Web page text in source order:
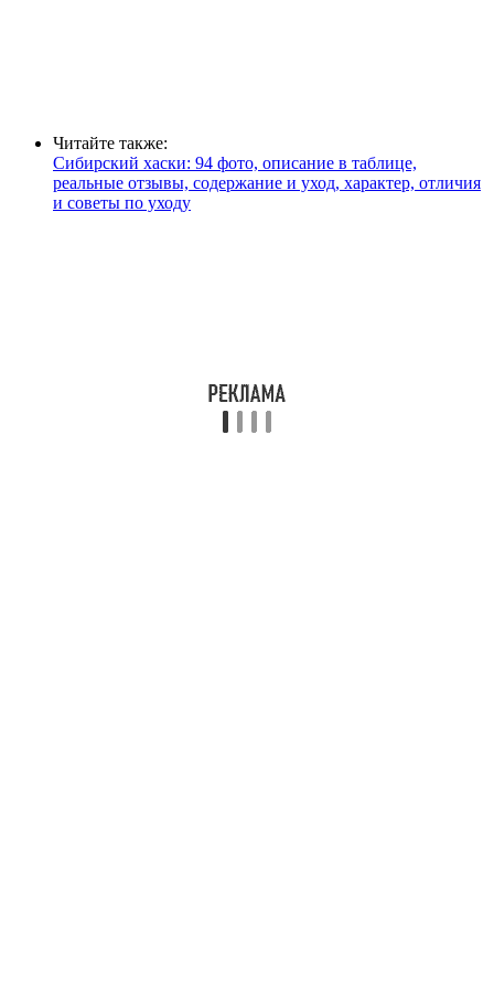
Читайте также:
Сибирский хаски: 94 фото, описание в таблице,
реальные отзывы, содержание и уход, характер, отличия
и советы по уходу